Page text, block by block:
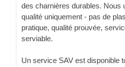
des charnières durables. Nous
qualité uniquement - pas de
pratique, qualité prouvée,
serviable.
Un service SAV est disponible